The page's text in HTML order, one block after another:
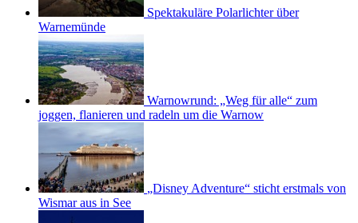
Spektakuläre Polarlichter über
Warnemünde
Warnowrund: „Weg für alle“ zum
joggen, flanieren und radeln um die Warnow
„Disney Adventure“ sticht erstmals von
Wismar aus in See